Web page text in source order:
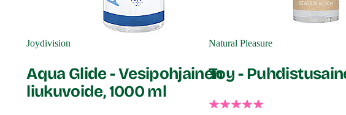
Joydivision
Aqua Glide - Vesipohjainen
liukuvoide, 1000 ml
Natural Pleasure
Toy -